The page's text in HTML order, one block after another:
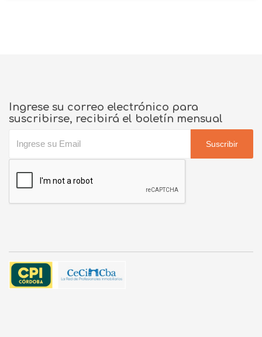
Ingrese su correo electrónico para
suscribirse, recibirá el boletín mensual
Suscribir